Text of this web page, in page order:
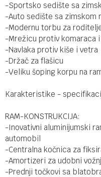
-Sportsko sedište sa
-Auto sedište sa zimskom
-Modernu torbu za
-Mrežicu protiv komaraca
-Navlaka protiv kiše i vetra
-Držač za flašicu
-Veliku šoping korpu na
Karakteristike -
RAM-KONSTRUKCIJA:
-Inovativni aluminijumski
automobil
-Centralna kočnica za
-Amortizeri za udobni
-Prednji točkovi sa